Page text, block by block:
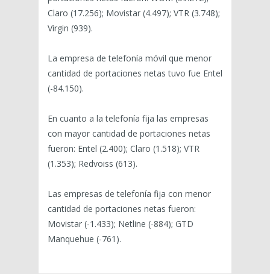
Claro (17.256); Movistar (4.497); VTR (3.748);
Virgin (939).
La empresa de telefonía móvil que menor
cantidad de portaciones netas tuvo fue Entel
(-84.150).
En cuanto a la telefonía fija las empresas
con mayor cantidad de portaciones netas
fueron: Entel (2.400); Claro (1.518); VTR
(1.353); Redvoiss (613).
Las empresas de telefonía fija con menor
cantidad de portaciones netas fueron:
Movistar (-1.433); Netline (-884); GTD
Manquehue (-761).